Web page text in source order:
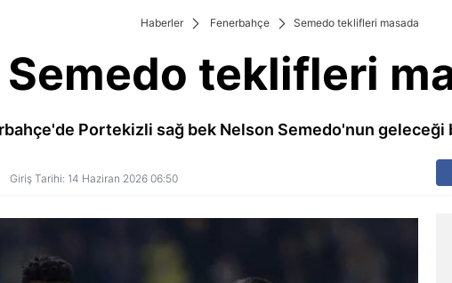
Haberler Fenerbahçe Semedo teklifleri masada
Semedo teklifleri
Portekizli sağ bek Nelson Semedo'nun
Giriş Tarihi: 14 Haziran 2026 06:50